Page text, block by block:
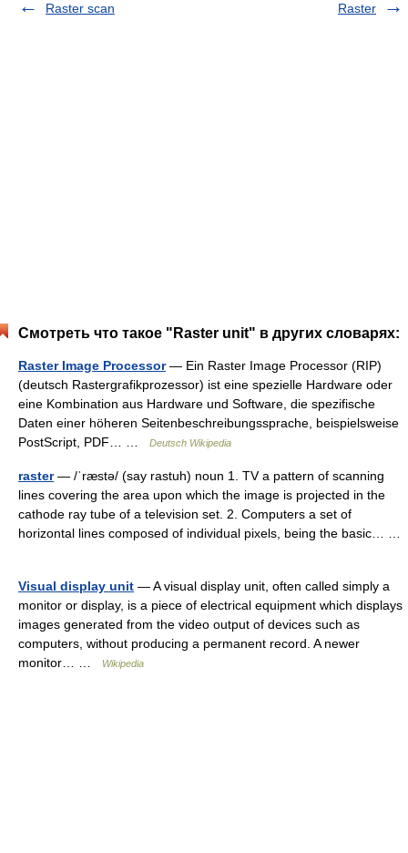
Raster scan
Raster
Смотреть что такое "Raster unit" в других словарях:
Raster Image Processor— Ein Raster Image Processor (RIP)
(deutsch Rastergrafikprozessor) ist eine spezielle Hardware oder
eine Kombination aus Hardware und Software, die spezifische
Daten einer höheren Seitenbeschreibungssprache, beispielsweise
PostScript, PDF… …
Deutsch Wikipedia
raster— /ˈræstə/ (say rastuh) noun 1. TV a pattern of scanning
lines covering the area upon which the image is projected in the
cathode ray tube of a television set. 2. Computers a set of
horizontal lines composed of individual pixels, being the basic… …
Visual display unit — A visual display unit, often called simply a
monitor or display, is a piece of electrical equipment which displays
images generated from the video output of devices such as
computers, without producing a permanent record. A newer
monitor… …
Wikipedia